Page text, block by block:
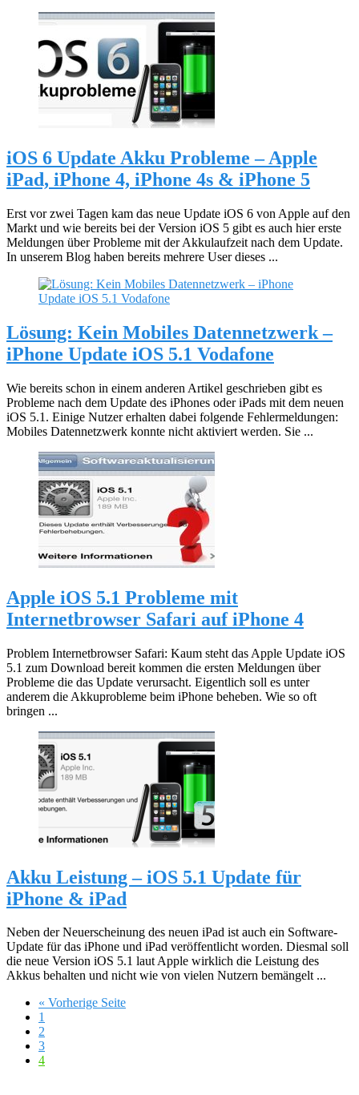
iOS 6 Update Akku Probleme – Apple
iPad, iPhone 4, iPhone 4s & iPhone 5
Erst vor zwei Tagen kam das neue Update iOS 6 von Apple auf den
Markt und wie bereits bei der Version iOS 5 gibt es auch hier erste
Meldungen über Probleme mit der Akkulaufzeit nach dem Update.
In unserem Blog haben bereits mehrere User dieses ...
Lösung: Kein Mobiles Datennetzwerk –
iPhone Update iOS 5.1 Vodafone
Wie bereits schon in einem anderen Artikel geschrieben gibt es
Probleme nach dem Update des iPhones oder iPads mit dem neuen
iOS 5.1. Einige Nutzer erhalten dabei folgende Fehlermeldungen:
Mobiles Datennetzwerk konnte nicht aktiviert werden. Sie ...
Apple iOS 5.1 Probleme mit
Internetbrowser Safari auf iPhone 4
Problem Internetbrowser Safari: Kaum steht das Apple Update iOS
5.1 zum Download bereit kommen die ersten Meldungen über
Probleme die das Update verursacht. Eigentlich soll es unter
anderem die Akkuprobleme beim iPhone beheben. Wie so oft
bringen ...
Akku Leistung – iOS 5.1 Update für
iPhone & iPad
Neben der Neuerscheinung des neuen iPad ist auch ein Software-
Update für das iPhone und iPad veröffentlicht worden. Diesmal soll
die neue Version iOS 5.1 laut Apple wirklich die Leistung des
Akkus behalten und nicht wie von vielen Nutzern bemängelt ...
« Vorherige Seite
1
2
3
4